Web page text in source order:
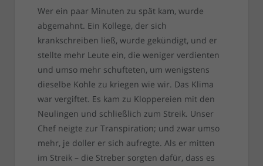
Wer ein paar Minuten zu spät kam, wurde
abgemahnt. Ein Kollege, der sich
krankschreiben ließ, wurde gekündigt, und er
stellte mehr Leute ein, die weniger verdienten
und umso mehr schufteten, um wenigstens
dieselbe Kohle zu kriegen wie wir. Das Klima
war vergiftet. Es kam zu Kloppereien mit den
Neulingen und schließlich zum Streik. Unser
Chef neigte zur Transpiration; und zwar umso
mehr, je doller er sich aufregte. Als er mitten
im Streik – die Streber sorgten dafür, dass es